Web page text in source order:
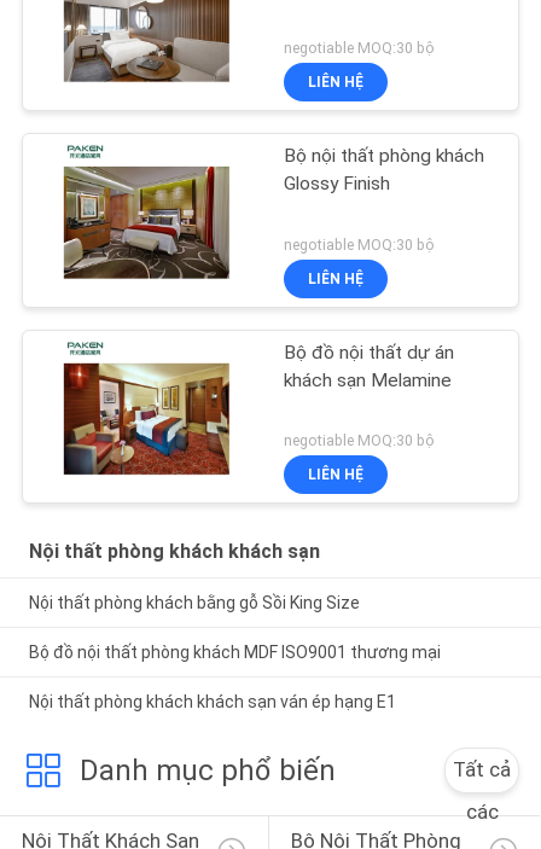
negotiable MOQ:30 bộ
LIÊN HỆ
Bộ nội thất phòng khách
Glossy Finish
negotiable MOQ:30 bộ
LIÊN HỆ
Bộ đồ nội thất dự án
khách sạn Melamine
negotiable MOQ:30 bộ
LIÊN HỆ
Nội thất phòng khách khách sạn
Nội thất phòng khách bằng gỗ Sồi King Size
Bộ đồ nội thất phòng khách MDF ISO9001 thương mại
Nội thất phòng khách khách sạn ván ép hạng E1
Danh mục phổ biến
Tất cả
các
Nội Thất Khách Sạn
Bộ Nội Thất Phòng